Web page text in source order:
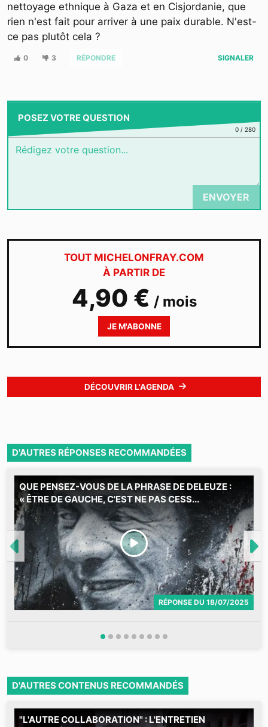
nettoyage ethnique à Gaza et en Cisjordanie, que
rien n'est fait pour arriver à une paix durable. N'est-
ce pas plutôt cela ?
0 3 RÉPONDRE SIGNALER
POSEZ VOTRE QUESTION
0/ 280
ENVOYER
TOUT MICHELONFRAY.COM
À PARTIR DE
4,90 € / mois
JE M'ABONNE
DÉCOUVRIR L'AGENDA
D'AUTRES RÉPONSES RECOMMANDÉES
QUE PENSEZ-VOUS DE LA PHRASE DE DELEUZE :
« ÊTRE DE GAUCHE, C'EST NE PAS CESS...
RÉPONSE DU 18/07/2025
D'AUTRES CONTENUS RECOMMANDÉS
"L'AUTRE COLLABORATION" : L'ENTRETIEN